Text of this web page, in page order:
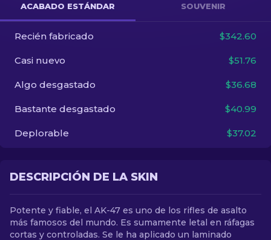
Cajas
Otro
ACABADO ESTÁNDAR SOUVENIR
Recién fabricado $342.60
Casi nuevo $51.76
Algo desgastado $36.68
Bastante desgastado $40.99
Deplorable $37.02
DESCRIPCIÓN DE LA SKIN
Potente y fiable, el AK-47 es uno de los rifles de asalto
más famosos del mundo. Es sumamente letal en ráfagas
cortas y controladas. Se le ha aplicado un laminado